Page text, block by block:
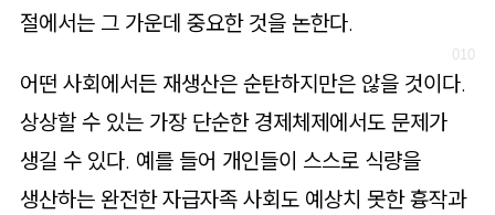
절에서는 그 가운데 중요한 것을 논한다.
어떤 사회에서든 재생산은 순탄하지만은 않을 것이다.
상상할 수 있는 가장 단순한 경제체제에서도 문제가
생길 수 있다. 예를 들어 개인들이 스스로 식량을
생산하는 완전한 자급자족 사회도 예상치 못한 흉작과